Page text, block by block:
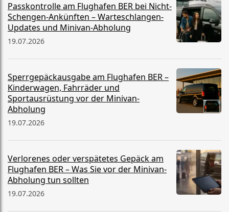
Passkontrolle am Flughafen BER bei Nicht-
Schengen-Ankünften – Warteschlangen-
Updates und Minivan-Abholung
19.07.2026
Sperrgepäckausgabe am Flughafen BER –
Kinderwagen, Fahrräder und
Sportausrüstung vor der Minivan-
Abholung
19.07.2026
Verlorenes oder verspätetes Gepäck am
Flughafen BER – Was Sie vor der Minivan-
Abholung tun sollten
19.07.2026